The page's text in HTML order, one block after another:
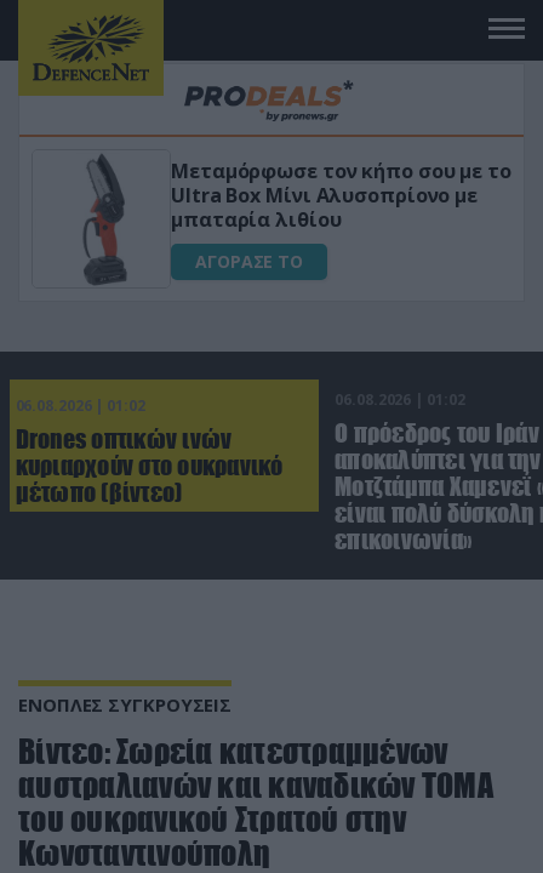
Μεταμόρφωσε τον κήπο σου με το
Ultra Box Μίνι Αλυσοπρίονο με
μπαταρία λιθίου
ΑΓΟΡΑΣΕ ΤΟ
06.08.2026 | 01:02
Drones οπτικών ινών
κυριαρχούν στο ουκρανικό
μέτωπο (βίντεο)
06.08.2026 | 01:02
Ο πρόεδρος του Ιράν
αποκαλύπτει για
Μοτζτάμπα Χαμενεΐ
είναι πολύ δύσκολη
επικοινωνία»
ΕΝΟΠΛΕΣ ΣΥΓΚΡΟΥΣΕΙΣ
Βίντεο: Σωρεία κατεστραμμένων
αυστραλιανών και καναδικών ΤΟΜΑ
του ουκρανικού Στρατού στην
Κωνσταντινούπολη